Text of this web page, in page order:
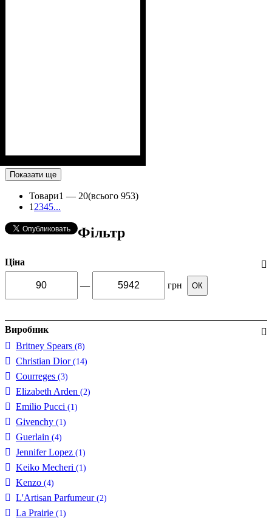
Показати ще
Товари1 — 20(всього 953)
1 2345...
Фільтр
Ціна
— грн ОК
Виробник
Britney Spears (8)
Christian Dior (14)
Courreges (3)
Elizabeth Arden (2)
Emilio Pucci (1)
Givenchy (1)
Guerlain (4)
Jennifer Lopez (1)
Keiko Mecheri (1)
Kenzo (4)
L'Artisan Parfumeur (2)
La Prairie (1)